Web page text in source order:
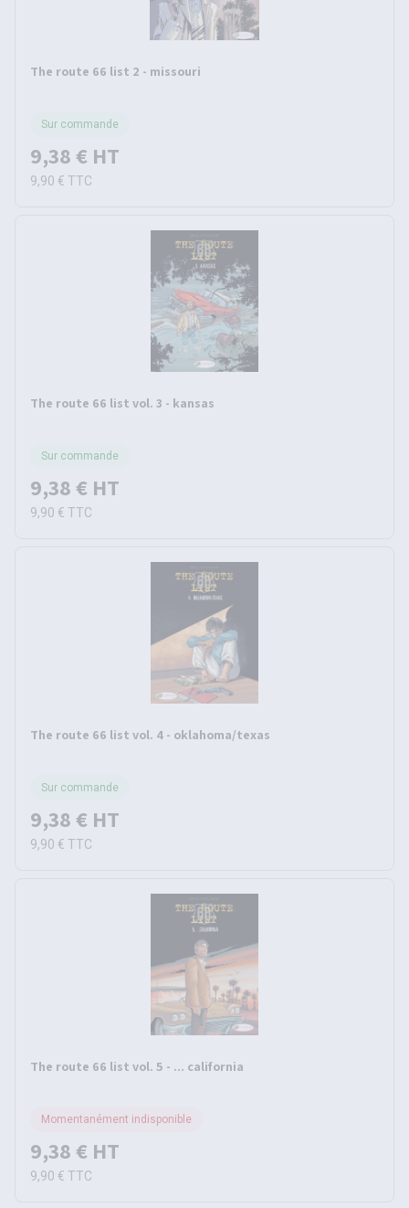
The route 66 list 2 - missouri
Sur commande
9,38 € HT
9,90 € TTC
The route 66 list vol. 3 - kansas
Sur commande
9,38 € HT
9,90 € TTC
The route 66 list vol. 4 - oklahoma/texas
Sur commande
9,38 € HT
9,90 € TTC
The route 66 list vol. 5 - ... california
Momentanément indisponible
9,38 € HT
9,90 € TTC